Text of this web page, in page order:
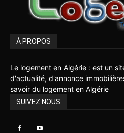
À PROPOS
Le logement en Algérie : est un
d'actualité, d'annonce
savoir du logement en Algérie
SUIVEZ NOUS